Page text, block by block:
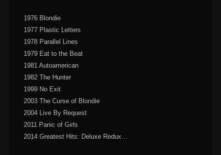
1976 Blondie
1977 Plastic Letters
1978 Parallel Lines
1979 Eat to the Beat
1981 Autoamerican
1982 The Hunter
1999 No Exit
2003 The Curse of Blondie
2004 Live By Request
2011 Panic of Girls
2014 Greatest Hits: Deluxe Redux…